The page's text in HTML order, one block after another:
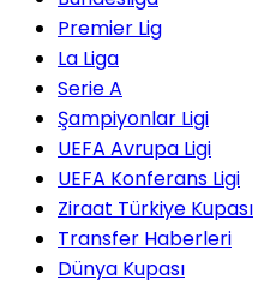
Premier Lig
La Liga
Serie A
Şampiyonlar Ligi
UEFA Avrupa Ligi
UEFA Konferans Ligi
Ziraat Türkiye Kupası
Transfer Haberleri
Dünya Kupası